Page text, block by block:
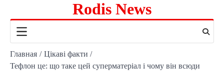
содержимому
Rodis News
Главная
Цікаві факти
Тефлон це: що таке цей суперматеріал і чому він всюди